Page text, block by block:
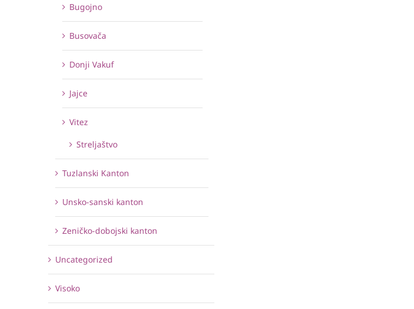
Bugojno
Busovača
Donji Vakuf
Jajce
Vitez
Streljaštvo
Tuzlanski Kanton
Unsko-sanski kanton
Zeničko-dobojski kanton
Uncategorized
Visoko